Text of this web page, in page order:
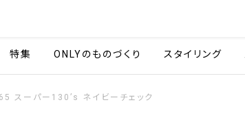
特集 ONLYのものづくり スタイリング
スーパー130’s ネイビーチェック